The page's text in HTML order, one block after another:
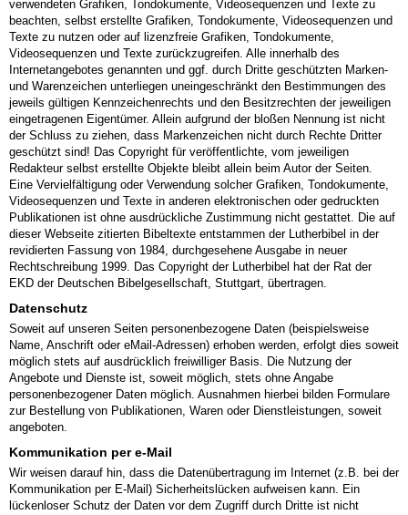
verwendeten Grafiken, Tondokumente, Videosequenzen und Texte zu
beachten, selbst erstellte Grafiken, Tondokumente, Videosequenzen und
Texte zu nutzen oder auf lizenzfreie Grafiken, Tondokumente,
Videosequenzen und Texte zurückzugreifen. Alle innerhalb des
Internetangebotes genannten und ggf. durch Dritte geschützten Marken-
und Warenzeichen unterliegen uneingeschränkt den Bestimmungen des
jeweils gültigen Kennzeichenrechts und den Besitzrechten der jeweiligen
eingetragenen Eigentümer. Allein aufgrund der bloßen Nennung ist nicht
der Schluss zu ziehen, dass Markenzeichen nicht durch Rechte Dritter
geschützt sind! Das Copyright für veröffentlichte, vom jeweiligen
Redakteur selbst erstellte Objekte bleibt allein beim Autor der Seiten.
Eine Vervielfältigung oder Verwendung solcher Grafiken, Tondokumente,
Videosequenzen und Texte in anderen elektronischen oder gedruckten
Publikationen ist ohne ausdrückliche Zustimmung nicht gestattet. Die auf
dieser Webseite zitierten Bibeltexte entstammen der Lutherbibel in der
revidierten Fassung von 1984, durchgesehene Ausgabe in neuer
Rechtschreibung 1999. Das Copyright der Lutherbibel hat der Rat der
EKD der Deutschen Bibelgesellschaft, Stuttgart, übertragen.
Datenschutz
Soweit auf unseren Seiten personenbezogene Daten (beispielsweise
Name, Anschrift oder eMail-Adressen) erhoben werden, erfolgt dies soweit
möglich stets auf ausdrücklich freiwilliger Basis. Die Nutzung der
Angebote und Dienste ist, soweit möglich, stets ohne Angabe
personenbezogener Daten möglich. Ausnahmen hierbei bilden Formulare
zur Bestellung von Publikationen, Waren oder Dienstleistungen, soweit
angeboten.
Kommunikation per e-Mail
Wir weisen darauf hin, dass die Datenübertragung im Internet (z.B. bei der
Kommunikation per E-Mail) Sicherheitslücken aufweisen kann. Ein
lückenloser Schutz der Daten vor dem Zugriff durch Dritte ist nicht